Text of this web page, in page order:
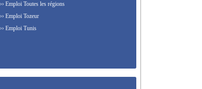
›› Emploi Toutes les régions
›› Emploi Tozeur
›› Emploi Tunis